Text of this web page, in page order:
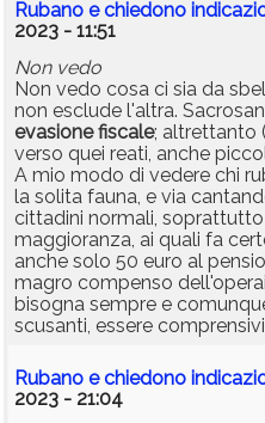
Rubano e chiedono
2023 - 11:51
Non vedo
Non vedo cosa ci sia da
non esclude l'altra.
evasione fiscale; altrettanto
verso quei reati, anche
A mio modo di vedere chi
la solita fauna, e via
cittadini normali,
maggioranza, ai quali fa
anche solo 50 euro al
magro compenso
bisogna sempre e
scusanti, essere
Rubano e chiedono
2023 - 21:04